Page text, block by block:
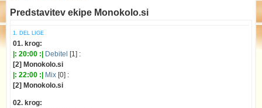
Predstavitev ekipe Monokolo.si
1. DEL LIGE
01. krog:
|: 20:00 :| Debitel [1] :
[2] Monokolo.si
|: 22:00 :| Mix [0] :
[2] Monokolo.si
02. krog: